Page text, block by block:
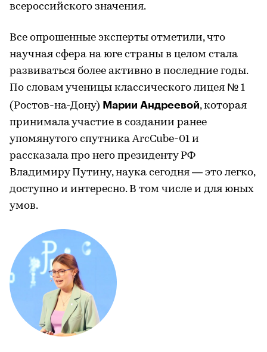
всероссийского значения.
Все опрошенные эксперты отметили, что
научная сфера на юге страны в целом стала
развиваться более активно в последние годы.
По словам ученицы классического лицея № 1
(Ростов-на-Дону) Марии Андреевой, которая
принимала участие в создании ранее
упомянутого спутника ArcCube-01 и
рассказала про него президенту РФ
Владимиру Путину, наука сегодня — это легко,
доступно и интересно. В том числе и для юных
умов.